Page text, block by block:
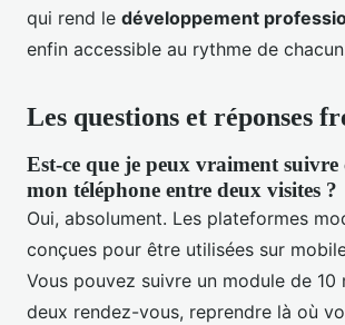
qui rend le développement
enfin accessible au rythme de
Les questions et réponses
Est-ce que je peux vraiment suivre
mon téléphone entre deux visites ?
Oui, absolument. Les plateformes
conçues pour être utilisées sur
Vous pouvez suivre un module de 10
deux rendez-vous, reprendre là où